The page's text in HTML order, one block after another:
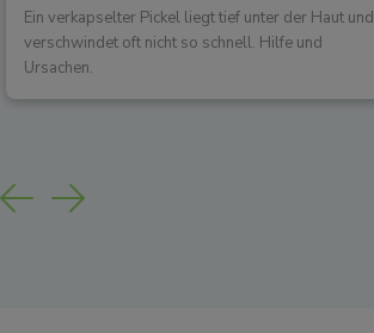
Ein verkapselter Pickel liegt tief unter der Haut und
verschwindet oft nicht so schnell. Hilfe und
Ursachen.
Previous
Next